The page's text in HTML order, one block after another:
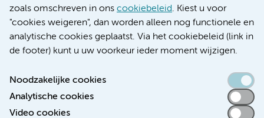
zoals omschreven in ons cookiebeleid. Kiest u voor
"cookies weigeren", dan worden alleen nog functionele en
analytische cookies geplaatst. Via het cookiebeleid (link in
de footer) kunt u uw voorkeur ieder moment wijzigen.
Noodzakelijke cookies
Analytische cookies
Video cookies
Verwijzen & diagnostiek
Toegankelijkheidsverklaring